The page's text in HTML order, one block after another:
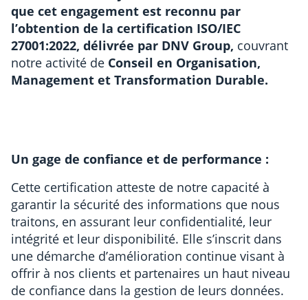
que cet engagement est reconnu par
l’obtention de la certification ISO/IEC
27001:2022, délivrée par DNV Group, couvrant
notre activité de Conseil en Organisation,
Management et Transformation Durable.
Un gage de confiance et de performance :
Cette certification atteste de notre capacité à
garantir la sécurité des informations que nous
traitons, en assurant leur confidentialité, leur
intégrité et leur disponibilité. Elle s’inscrit dans
une démarche d’amélioration continue visant à
offrir à nos clients et partenaires un haut niveau
de confiance dans la gestion de leurs données.